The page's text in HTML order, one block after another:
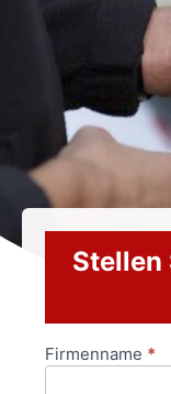
Stellen
Anfrageformular
Firmenname *